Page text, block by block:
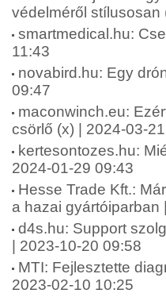
védelméről stílusosan
smartmedical.hu:
11:43
novabird.hu: Egy
09:47
maconwinch.eu:
csörlő (x) | 2024-03-
kertesontozes.hu:
2024-01-29 09:43
Hesse Trade Kft.:
a hazai gyártóiparban
d4s.hu: Support
| 2023-10-20 09:58
MTI: Fejlesztette
2023-02-10 10:25